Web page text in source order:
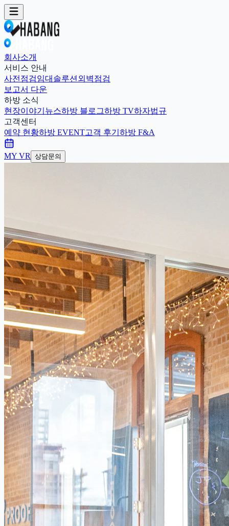
회사소개
서비스 안내
사전점검임대솔루션 외벽점검
보고서 다운
하방 소식
현장이야기 뉴스하방 블로그하방 TV하자법규
고객센터
예약 현황하방 EVENT고객 후기 하방 F&A
MY VR 상담문의